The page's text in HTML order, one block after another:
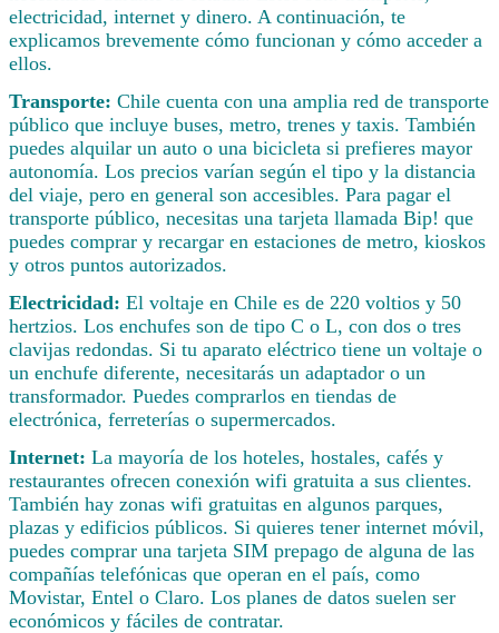
electricidad, internet y dinero. A continuación, te
explicamos brevemente cómo funcionan y cómo acceder a
ellos.
Transporte: Chile cuenta con una amplia red de transporte
público que incluye buses, metro, trenes y taxis. También
puedes alquilar un auto o una bicicleta si prefieres mayor
autonomía. Los precios varían según el tipo y la distancia
del viaje, pero en general son accesibles. Para pagar el
transporte público, necesitas una tarjeta llamada Bip! que
puedes comprar y recargar en estaciones de metro, kioskos
y otros puntos autorizados.
Electricidad: El voltaje en Chile es de 220 voltios y 50
hertzios. Los enchufes son de tipo C o L, con dos o tres
clavijas redondas. Si tu aparato eléctrico tiene un voltaje o
un enchufe diferente, necesitarás un adaptador o un
transformador. Puedes comprarlos en tiendas de
electrónica, ferreterías o supermercados.
Internet: La mayoría de los hoteles, hostales, cafés y
restaurantes ofrecen conexión wifi gratuita a sus clientes.
También hay zonas wifi gratuitas en algunos parques,
plazas y edificios públicos. Si quieres tener internet móvil,
puedes comprar una tarjeta SIM prepago de alguna de las
compañías telefónicas que operan en el país, como
Movistar, Entel o Claro. Los planes de datos suelen ser
económicos y fáciles de contratar.